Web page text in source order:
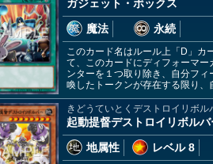
ガジェット・ボックス
魔法
永続
このカード名はルール上「D」カ
て、このカードにディフォーマ
ンターを１つ取り除き、自分フ
喚したトークンが存在する限り、
きどうていとくデストロイリボル
起動提督デストロイリボルバ
地属性
レベル 8